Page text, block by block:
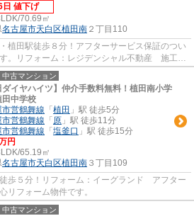
日 値下げ
70.69㎡
名古屋市天白区植田南 ２丁目110
植田駅徒歩８分！アフターサービス保証のつい
。リフォーム：レジデンシャル不動産 施工：
不動産
中古マンション
ダイヤハイツ】仲介手数料無料！植田南小学
田中学校
営鶴舞線 「 植田 」駅 徒歩5分
営鶴舞線 「 原 」駅 徒歩11分
営鶴舞線 「 塩釜口 」駅 徒歩15分
円
65.19㎡
名古屋市天白区植田南 ３丁目109
歩５分！リフォーム：イーグランド アフター
リフォーム物件です。
中古マンション